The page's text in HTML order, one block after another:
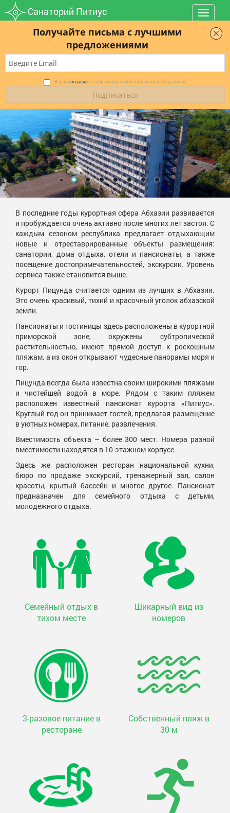
Получайте письма с лучшими
предложениями
Я даюсогласие на обработку своих персональных данных.
Санаторий Питиус
Toggle
В последние годы курортная сфера Абхазии развивается
и пробуждается очень активно после многих лет застоя. С
каждым сезоном республика предлагает отдыхающим
новые и отреставрированные объекты размещения:
санатории, дома отдыха, отели и пансионаты, а также
посещение достопримечательностей, экскурсии. Уровень
сервиса также становится выше.
Курорт Пицунда считается одним из лучших в Абхазии.
Это очень красивый, тихий и красочный уголок абхазской
земли.
Пансионаты и гостиницы здесь расположены в курортной
приморской зоне, окружены субтропической
растительностью, имеют прямой доступ к роскошным
пляжам, а из окон открывают чудесные панорамы моря и
гор.
Пицунда всегда была известна своим широкими пляжами
и чистейшей водой в море. Рядом с таким пляжем
расположен известный пансионат курорта «Питиус».
Круглый год он принимает гостей, предлагая размещение
в уютных номерах, питание, развлечения.
Вместимость объекта – более 300 мест. Номера разной
вместимости находятся в 10-этажном корпусе.
Здесь же расположен ресторан национальной кухни,
бюро по продаже экскурсий, тренажерный зал, салон
красоты, крытый бассейн и многое другое. Пансионат
предназначен для семейного отдыха с детьми,
молодежного отдыха.
Семейный отдых в
тихом месте
Шикарный вид из
номеров
3-разовое питание в
ресторане
Собственный пляж в
30 м